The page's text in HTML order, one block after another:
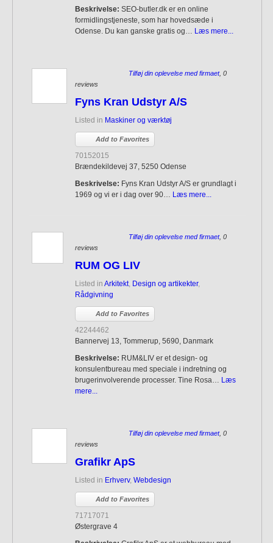
Beskrivelse: SEO-butler.dk er en online
formidlingstjeneste, som har hovedsæde i
Odense. Du kan ganske gratis og… Læs mere...
Tilføj din oplevelse med firmaet, 0
reviews
Fyns Kran Udstyr A/S
Listed in Maskiner og værktøj
Add to Favorites
70152015
Brændekildevej 37, 5250 Odense
Beskrivelse: Fyns Kran Udstyr A/S er grundlagt i
1969 og vi er i dag over 90… Læs mere...
Tilføj din oplevelse med firmaet, 0
reviews
RUM OG LIV
Listed in Arkitekt, Design og artikekter,
Rådgivning
Add to Favorites
42244462
Bannervej 13, Tommerup, 5690, Danmark
Beskrivelse: RUM&LIV er et design- og
konsulentbureau med speciale i indretning og
brugerinvolverende processer. Tine Rosa… Læs
mere...
Tilføj din oplevelse med firmaet, 0
reviews
Grafikr ApS
Listed in Erhverv, Webdesign
Add to Favorites
71717071
Østergrave 4